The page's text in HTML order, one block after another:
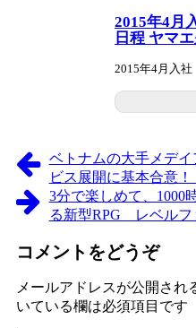
2015年4月
日程 ヤマ
2015年4月入
ベトナムの大手メデ
ビス展開に基本合意
3分で楽しめて、1000
る新型RPG レベルフ
コメントをどうぞ
メールアドレスが公開され
いている欄は必須項目です